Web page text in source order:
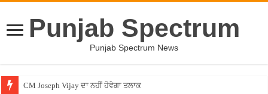
Punjab Spectrum
Punjab Spectrum News
CM Joseph Vijay ਦਾ ਨਹੀਂ ਹੋਵੇਗਾ ਤਲਾਕ